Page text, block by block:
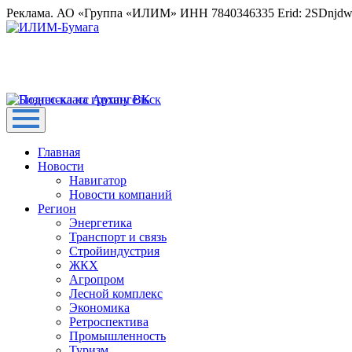
Реклама. АО «Группа «ИЛИМ» ИНН 7840346335 Erid:
Главная
Новости
Навигатор
Новости компаний
Регион
Энергетика
Транспорт и связь
Стройиндустрия
ЖКХ
Агропром
Лесной комплекс
Экономика
Ретроспектива
Промышленность